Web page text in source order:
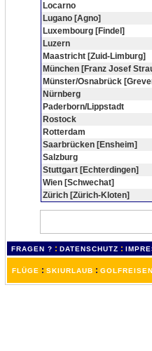
Locarno
Lugano [Agno]
Luxembourg [Findel]
Luzern
Maastricht [Zuid-Limburg]
München [Franz Josef
Münster/Osnabrück
Nürnberg
Paderborn/Lippstadt
Rostock
Rotterdam
Saarbrücken [Ensheim]
Salzburg
Stuttgart [Echterdingen]
Wien [Schwechat]
Zürich [Zürich-Kloten]
FRAGEN ? : DATENSCHUTZ :
FLÜGE : SKIURLAUB : GOLFREISEN